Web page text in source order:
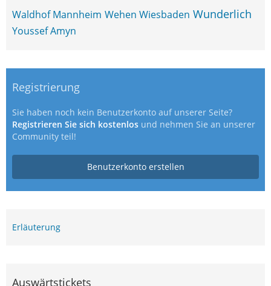
Waldhof Mannheim Wehen Wiesbaden Wunderlich
Youssef Amyn
Registrierung
Sie haben noch kein Benutzerkonto auf unserer Seite?
Registrieren Sie sich kostenlos und nehmen Sie an unserer
Community teil!
Benutzerkonto erstellen
Erläuterung
Auswärtstickets